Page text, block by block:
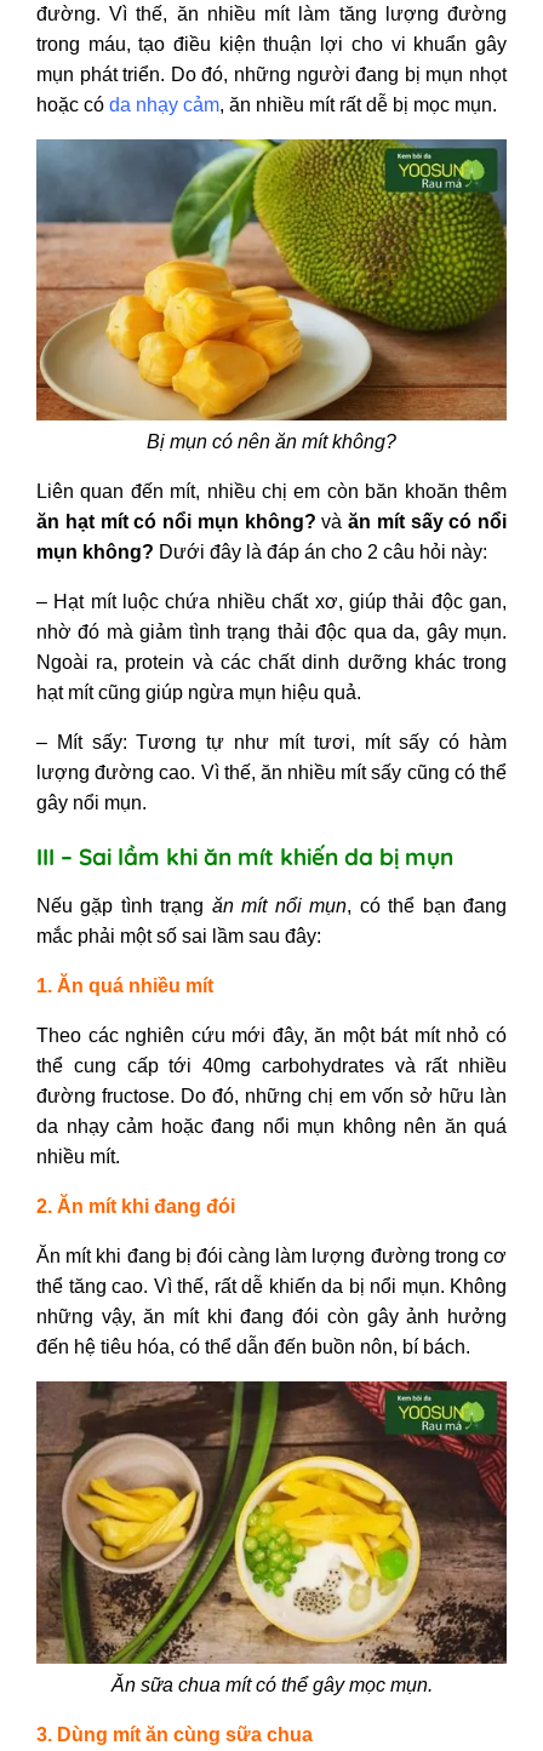
đường. Vì thế, ăn nhiều mít làm tăng lượng đường
trong máu, tạo điều kiện thuận lợi cho vi khuẩn gây
mụn phát triển. Do đó, những người đang bị mụn nhọt
hoặc có da nhạy cảm, ăn nhiều mít rất dễ bị mọc mụn.
Bị mụn có nên ăn mít không?
Liên quan đến mít, nhiều chị em còn băn khoăn thêm
ăn hạt mít có nổi mụn không?và ăn mít sấy có nổi
mụn không? Dưới đây là đáp án cho 2 câu hỏi này:
– Hạt mít luộc chứa nhiều chất xơ, giúp thải độc gan,
nhờ đó mà giảm tình trạng thải độc qua da, gây mụn.
Ngoài ra, protein và các chất dinh dưỡng khác trong
hạt mít cũng giúp ngừa mụn hiệu quả.
– Mít sấy: Tương tự như mít tươi, mít sấy có hàm
lượng đường cao. Vì thế, ăn nhiều mít sấy cũng có thể
gây nổi mụn.
III – Sai lầm khi ăn mít khiến da bị mụn
Nếu gặp tình trạng ăn mít nổi mụn, có thể bạn đang
mắc phải một số sai lầm sau đây:
1. Ăn quá nhiều mít
Theo các nghiên cứu mới đây, ăn một bát mít nhỏ có
thể cung cấp tới 40mg carbohydrates và rất nhiều
đường fructose. Do đó, những chị em vốn sở hữu làn
da nhạy cảm hoặc đang nổi mụn không nên ăn quá
nhiều mít.
2. Ăn mít khi đang đói
Ăn mít khi đang bị đói càng làm lượng đường trong cơ
thể tăng cao. Vì thế, rất dễ khiến da bị nổi mụn. Không
những vậy, ăn mít khi đang đói còn gây ảnh hưởng
đến hệ tiêu hóa, có thể dẫn đến buồn nôn, bí bách.
Ăn sữa chua mít có thể gây mọc mụn.
3. Dùng mít ăn cùng sữa chua